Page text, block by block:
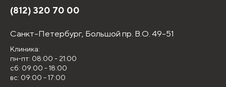
(812) 320 70 00
Санкт-Петербург, Большой пр. В.О. 49-51
Клиника:
пн-пт: 08:00 - 21:00
сб: 09:00 - 18:00
вс: 09:00 - 17:00